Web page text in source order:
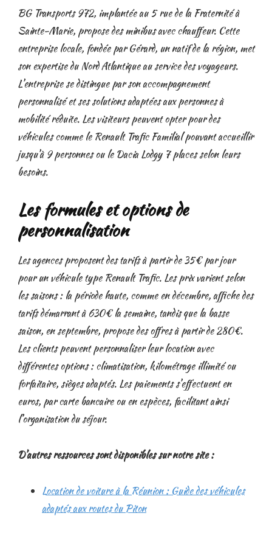
BG Transports 972, implantée au 5 rue de la Fraternité à
Sainte-Marie, propose des minibus avec chauffeur. Cette
entreprise locale, fondée par Gérard, un natif de la région, met
son expertise du Nord Atlantique au service des voyageurs.
L’entreprise se distingue par son accompagnement
personnalisé et ses solutions adaptées aux personnes à
mobilité réduite. Les visiteurs peuvent opter pour des
véhicules comme le Renault Trafic Familial pouvant accueillir
jusqu’à 9 personnes ou le Dacia Lodgy 7 places selon leurs
besoins.
Les formules et options de
personnalisation
Les agences proposent des tarifs à partir de 35€ par jour
pour un véhicule type Renault Trafic. Les prix varient selon
les saisons : la période haute, comme en décembre, affiche des
tarifs démarrant à 630€ la semaine, tandis que la basse
saison, en septembre, propose des offres à partir de 280€.
Les clients peuvent personnaliser leur location avec
différentes options : climatisation, kilométrage illimité ou
forfaitaire, sièges adaptés. Les paiements s’effectuent en
euros, par carte bancaire ou en espèces, facilitant ainsi
l’organisation du séjour.
D’autres ressources sont disponibles sur notre site :
Location de voiture à la Réunion : Guide des véhicules
adaptés aux routes du Piton